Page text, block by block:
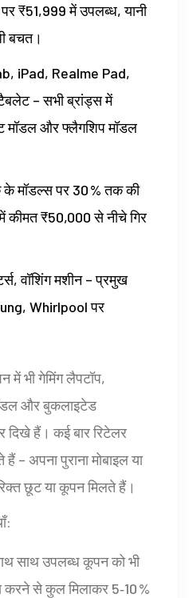
₹51,999 में उपलब्ध, यानी
बचत।
iPad, Realme Pad,
– सभी ब्रांड्स में
मॉडल और फ्लैगशिप मॉडल
के मॉडल्स पर 30 % तक की
कीमत ₹50,000 से नीचे गिर
वॉशिंग मशीन – प्रमुख
Whirlpool पर
भी गेमिंग लैपटॉप,
और बुकलाइटेड
हैं। कई बार रिटेलर
– अपना पुराना मोबाइल या
छूट या कूपन मिलते हैं।
साथ उपलब्ध कूपन को भी
से कुल मिलाकर 5‑10 %